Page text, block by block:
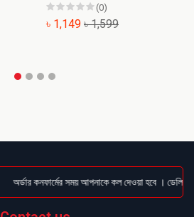
(0)
৳ 1,149 ৳ 1,599
অর্ডার কনফার্মের সময় আপনাকে কল দেওয়া হবে ।